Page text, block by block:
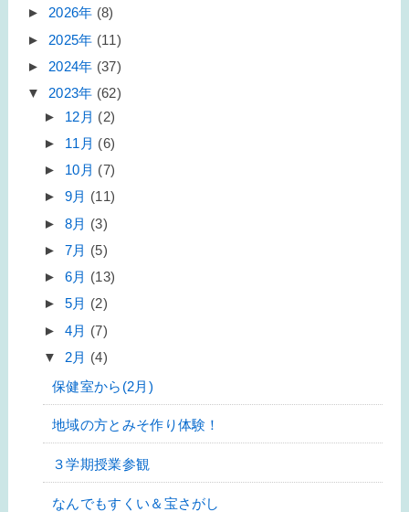
► 2026年 (8)
► 2025年 (11)
► 2024年 (37)
▼ 2023年 (62)
► 12月 (2)
► 11月 (6)
► 10月 (7)
► 9月 (11)
► 8月 (3)
► 7月 (5)
► 6月 (13)
► 5月 (2)
► 4月 (7)
▼ 2月 (4)
保健室から(2月)
地域の方とみそ作り体験！
３学期授業参観
なんでもすくい＆宝さがし